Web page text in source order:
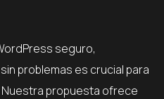
seguro,
problemas es crucial para
propuesta ofrece